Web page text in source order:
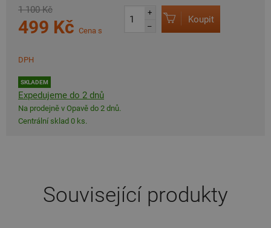
1 100 Kč
499 Kč Cena s
DPH
SKLADEM
Expedujeme do 2 dnů
Na prodejně v Opavě do 2 dnů.
Centrální sklad 0 ks.
+
–
Koupit
Související produkty